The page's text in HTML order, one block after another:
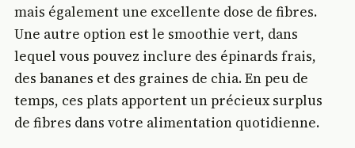
mais également une excellente dose de fibres.
Une autre option est le smoothie vert, dans
lequel vous pouvez inclure des épinards frais,
des bananes et des graines de chia. En peu de
temps, ces plats apportent un précieux surplus
de fibres dans votre alimentation quotidienne.